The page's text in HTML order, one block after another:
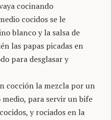
cocinando
cocidos se le
blanco y la salsa de
las papas picadas en
para desglasar y
cocción la mezcla por un
para servir un bife
y rociados en la